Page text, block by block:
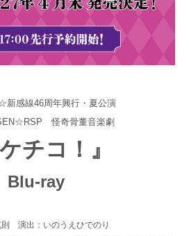
新感線46周年興行・夏公演
怪奇骨董音楽劇
チコ！』
Blu-ray
則 演出：いのうえひでのり